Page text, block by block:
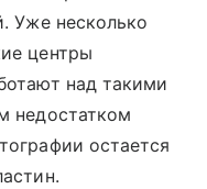
Уже несколько
центры
над такими
недостатком
остается